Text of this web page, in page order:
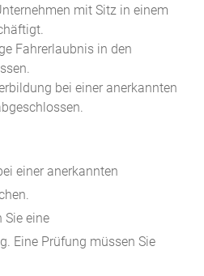
mit Sitz in einem
Fahrerlaubnis in den
bei einer anerkannten
einer anerkannten
Sie eine
Eine Prüfung müssen Sie